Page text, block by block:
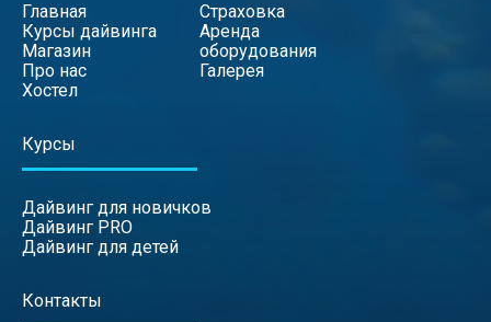
Главная
Курсы дайвинга
Магазин
Про нас
Хостел
Страховка
Аренда
оборудования
Галерея
Курсы
Дайвинг для новичков
Дайвинг PRO
Дайвинг для детей
Контакты